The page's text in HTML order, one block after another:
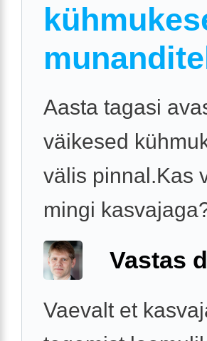
Aasta tagasi
väikesed
välis pinnal.Kas
mingi
Vastas
Vaevalt et